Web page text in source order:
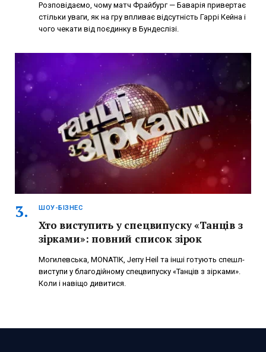
Розповідаємо, чому матч Фрайбург — Баварія привертає
стільки уваги, як на гру впливає відсутність Гаррі Кейна і
чого чекати від поєдинку в Бундеслізі.
ШОУ-БІЗНЕС
Хто виступить у спецвипуску «Танців з
зірками»: повний список зірок
Могилевська, MONATIK, Jerry Heil та інші готують спешл-
виступи у благодійному спецвипуску «Танців з зірками».
Коли і навіщо дивитися.